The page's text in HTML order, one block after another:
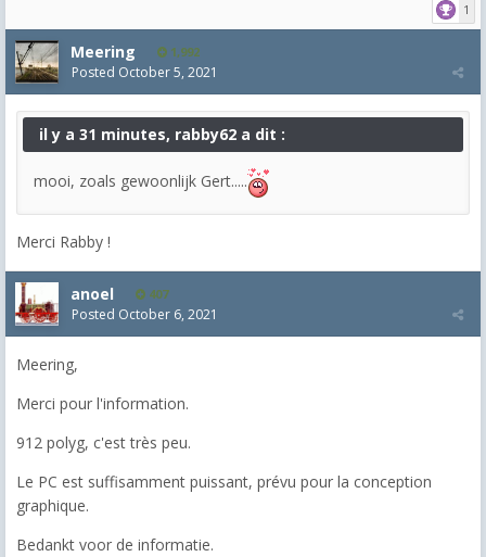
1
Meering 1,992
Posted October 5, 2021
il y a 31 minutes, rabby62 a dit :
mooi, zoals gewoonlijk Gert.....
Merci Rabby !
anoel 407
Posted October 6, 2021
Meering,
Merci pour l'information.
912 polyg, c'est très peu.
Le PC est suffisamment puissant, prévu pour la conception
graphique.
Bedankt voor de informatie.